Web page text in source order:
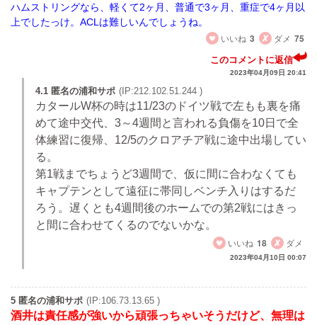
ハムストリングなら、軽くて2ヶ月、普通で3ヶ月、重症で4ヶ月以
上でしたっけ。ACLは難しいんでしょうね。
いいね 3 ダメ 75
このコメントに返信
2023年04月09日 20:41
4.1 匿名の浦和サポ (IP:212.102.51.244 )
カタールW杯の時は11/23のドイツ戦で左もも裏を痛
めて途中交代、3～4週間と言われる負傷を10日で全
体練習に復帰、12/5のクロアチア戦に途中出場してい
る。
第1戦までちょうど3週間で、仮に間に合わなくても
キャプテンとして遠征に帯同しベンチ入りはするだ
ろう。遅くとも4週間後のホームでの第2戦にはきっ
と間に合わせてくるのでないかな。
いいね 18 ダメ
2023年04月10日 00:07
5 匿名の浦和サポ (IP:106.73.13.65 )
酒井は責任感が強いから頑張っちゃいそうだけど、無理は